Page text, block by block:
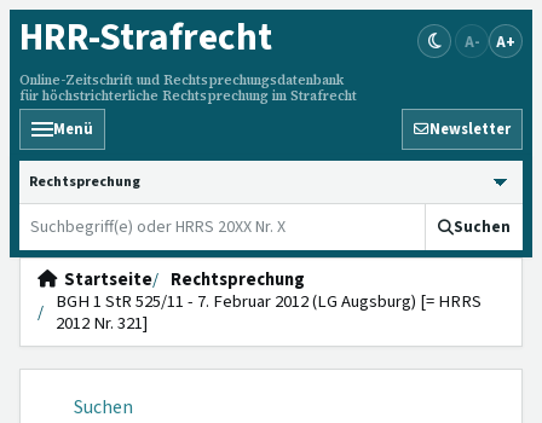
HRR-Strafrecht
Online-Zeitschrift und Rechtsprechungsdatenbank
für höchstrichterliche Rechtsprechung im Strafrecht
A- A+
Menü Newsletter
HRRS durchsuchen
Suchen
Startseite
Rechtsprechung
BGH 1 StR 525/11 - 7. Februar 2012 (LG Augsburg) [= HRRS
2012 Nr. 321]
Suchen